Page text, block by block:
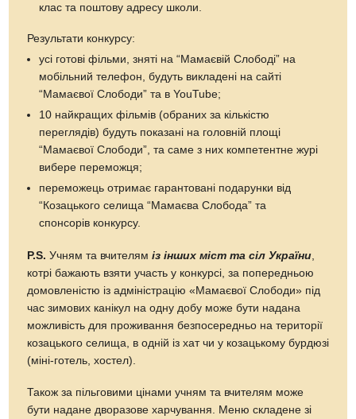
клас та поштову адресу школи.
Результати конкурсу:
усі готові фільми, зняті на “Мамаєвій Слободі” на
мобільний телефон, будуть викладені на сайті
“Мамаєвої Слободи” та в YouTube;
10 найкращих фільмів (обраних за кількістю
переглядів) будуть показані на головній площі
“Мамаєвої Слободи”, та саме з них компетентне журі
вибере переможця;
переможець отримає гарантовані подарунки від
“Козацького селища “Мамаєва Слобода” та
спонсорів конкурсу.
P.S. Учням та вчителяміз інших міст та сіл України
котрі бажають взяти участь у конкурсі, за попередньою
домовленістю із адміністрацію «Мамаєвої Слободи» під
час зимових канікул на одну добу може бути надана
можливість для проживання безпосередньо на території
козацького селища, в одній із хат чи у козацькому бурдюзі
(міні-готель, хостел).
Також за пільговими цінами учням та вчителям може
бути надане дворазове харчування. Меню складене зі